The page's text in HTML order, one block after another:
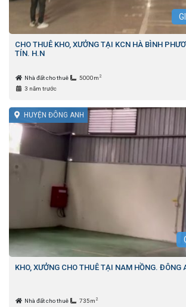
CHO THUÊ KHO, XƯỞNG TẠI KCN HÀ BÌNH
TÍN. H.N
Nhà đất cho thuê 5000m 2
3 năm trước
HUYỆN ĐÔNG ANH
KHO, XƯỞNG CHO THUÊ TẠI NAM HỒNG. ĐÔNG
Nhà đất cho thuê 735m 2